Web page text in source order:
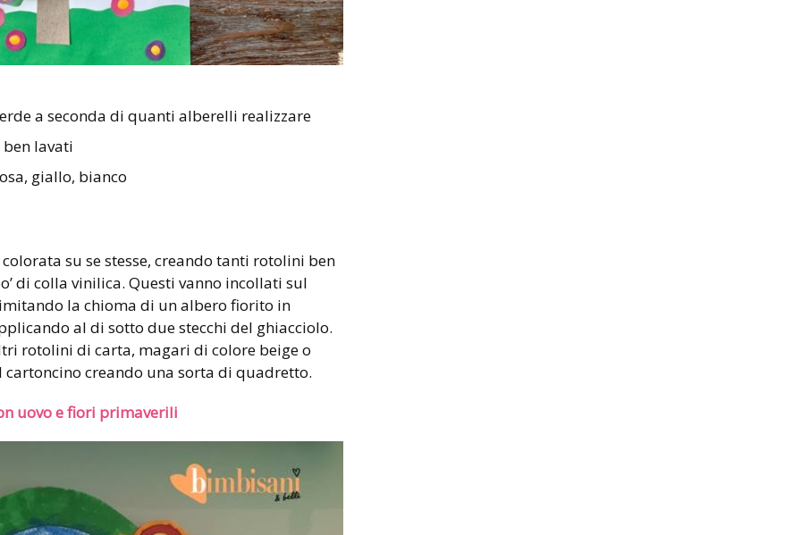
a seconda di quanti alberelli realizzare
lavati
giallo, bianco
su se stesse, creando tanti rotolini ben
di colla vinilica. Questi vanno incollati sul
la chioma di un albero fiorito in
al di sotto due stecchi del ghiacciolo.
rotolini di carta, magari di colore beige o
creando una sorta di quadretto.
uovo e fiori primaverili